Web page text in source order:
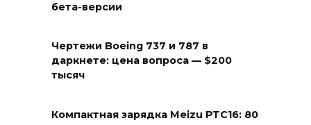
бета-версии
Чертежи Boeing 737 и 787 в
даркнете: цена вопроса — $200
тысяч
Компактная зарядка Meizu PTC16: 80